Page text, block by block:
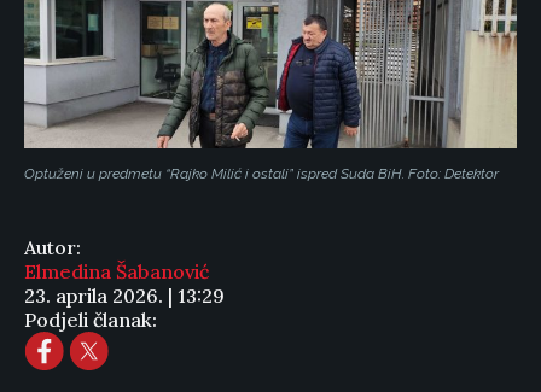
Optuženi u predmetu “Rajko Milić i ostali” ispred Suda BiH. Foto: Detektor
Autor:
Elmedina Šabanović
23. aprila 2026. | 13:29
Podjeli članak: